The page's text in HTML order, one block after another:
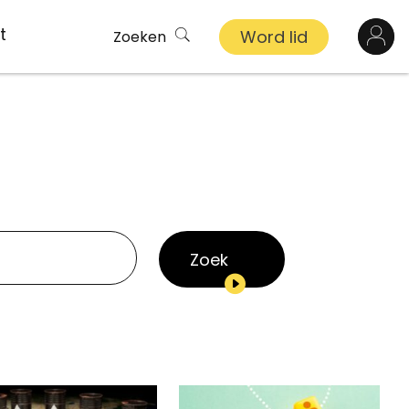
Zoeken Word lid
Zoek